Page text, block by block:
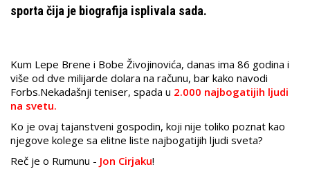
sporta čija je biografija isplivala sada.
Kum Lepe Brene i Bobe Živojinovića, danas ima 86 godina i
više od dve milijarde dolara na računu, bar kako navodi
Forbs.Nekadašnji teniser, spada u 2.000 najbogatijih ljudi
na svetu.
Ko je ovaj tajanstveni gospodin, koji nije toliko poznat kao
njegove kolege sa elitne liste najbogatijih ljudi sveta?
Reč je o Rumunu - Jon Cirjaku!